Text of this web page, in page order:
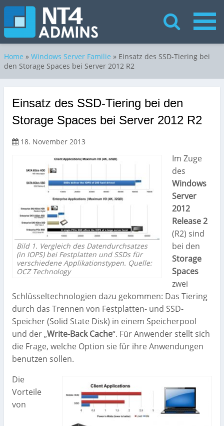
Home » Windows Server Familie » Einsatz des SSD-Tiering bei
den Storage Spaces bei Server 2012 R2
Einsatz des SSD-Tiering bei den
Storage Spaces bei Server 2012 R2
18. November 2013
Bild 1. Vergleich des Datendurchsatzes
(in IOPS) bei Festplatten und SSDs für
verschiedene Applikationstypen. Quelle:
OCZ Technology
Im Zuge
des
Windows
Server
2012
Release 2
(R2) sind
bei den
Storage
Spaces
zwei
Schlüsseltechnologien dazu gekommen: Das Tiering
durch das Trennen von Festplatten- und SSD-
Speicher (Solid State Disk) in einem Speicherpool
und der „Write-Back Cache“. Für Anwender stellt sich
die Frage, welche Option sie für ihre Anwendungen
benutzen sollen.
Die
Vorteile
von